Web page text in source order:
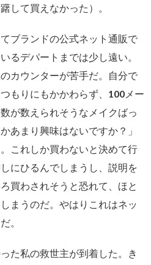
して買えなかった）。
ブランドの公式ネット通販で
るデパートまでは少し遠い。
カウンターが苦手だ。自分で
もりにもかかわらず、100メー
が数えられそうなメイクばっ
あまり興味はないですか？」
これしか買わないと決めて行
にひるんでしまうし、説明を
買わされそうと恐れて、ほと
まうのだ。やはりこれはネッ
。
た私の救世主が到着した。き